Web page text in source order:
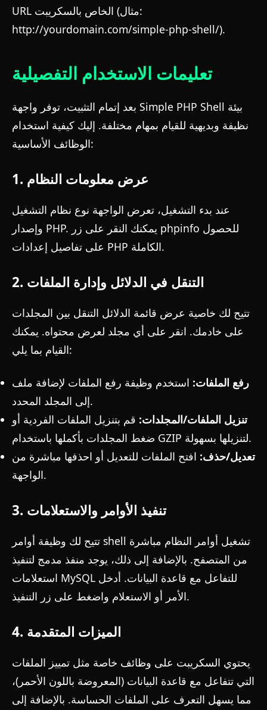
URL الخاص بالسكريبت (مثال:
http://yourdomain.com/simple-php-shell/).
تعليمات الاستخدام التفصيلية
بعد إتمام التثبيت، توفر واجهة Simple PHP Shell بيئة
نظيفة وبديهية للقيام بمهام مختلفة. إليك كيفية استخدام
الوظائف الأساسية:
1. عرض معلومات النظام
عند بدء التشغيل، تعرض الواجهة نوع نظام التشغيل
phpinfo
على تفاصيل إعدادات PHP الكاملة.
2. التنقل في الدلائل وإدارة الملفات
تتيح لك خاصية عرض قائمة الدلائل التنقل بين المجلدات
على خادمك. انقر على أي مجلد لعرض محتواه. يمكنك
القيام بما يلي:
رفع الملفات: استخدم وظيفة رفع الملفات لإضافة ملف
إلى المجلد المحدد.
تنزيل الملفات/المجلدات: قم بتنزيل الملفات الفردية أو
ضغط المجلدات بأكملها باستخدام GZIP لتنزيلها بسهولة.
تعديل/حذف: افتح الملفات للتعديل أو احذفها مباشرة من
الواجهة.
3. تنفيذ الأوامر والاستعلامات
تتيح لك وظيفة أوامر shell تشغيل أوامر النظام مباشرة
من المتصفح. بالإضافة إلى ذلك، يوجد منفذ مدمج لتنفيذ
استعلامات MySQL للتفاعل مع قاعدة البيانات. أدخل
الأمر أو الاستعلام واضغط على زر التنفيذ.
4. الميزات المتقدمة
يحتوي السكريبت على وظائف خاصة مثل تمييز الملفات
التي تتفاعل مع قاعدة البيانات (المعروضة باللون الأحمر)،
مما يسهل التعرف على الملفات الحساسة. بالإضافة إلى